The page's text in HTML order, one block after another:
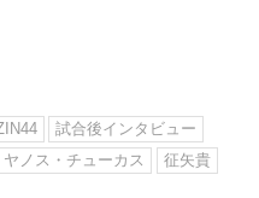
試合後インタビュー
ヤノス・チューカス
征矢貴